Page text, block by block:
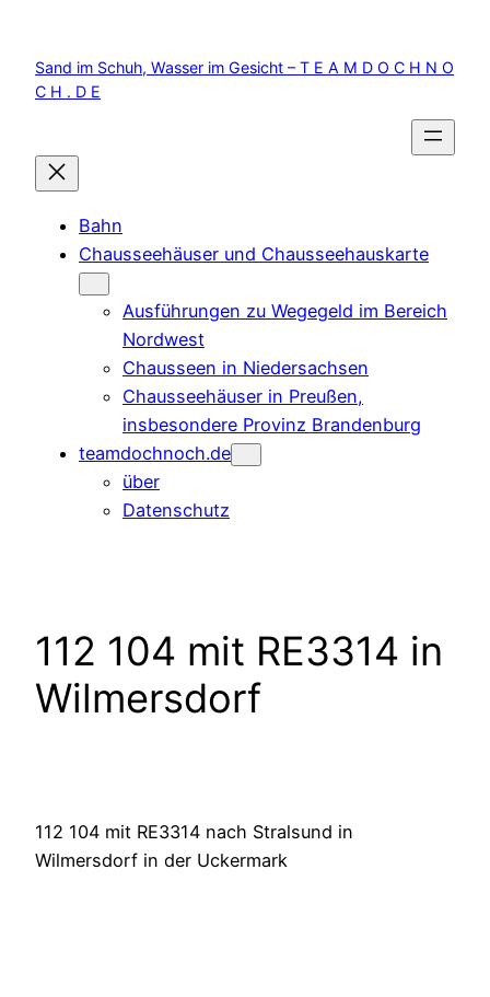
springen
Sand im Schuh, Wasser im Gesicht – T E A M D O C H N O
C H . D E
Bahn
Chausseehäuser und Chausseehauskarte
Ausführungen zu Wegegeld im Bereich
Nordwest
Chausseen in Niedersachsen
Chausseehäuser in Preußen,
insbesondere Provinz Brandenburg
teamdochnoch.de
über
Datenschutz
112 104 mit RE3314 in
Wilmersdorf
112 104 mit RE3314 nach Stralsund in
Wilmersdorf in der Uckermark